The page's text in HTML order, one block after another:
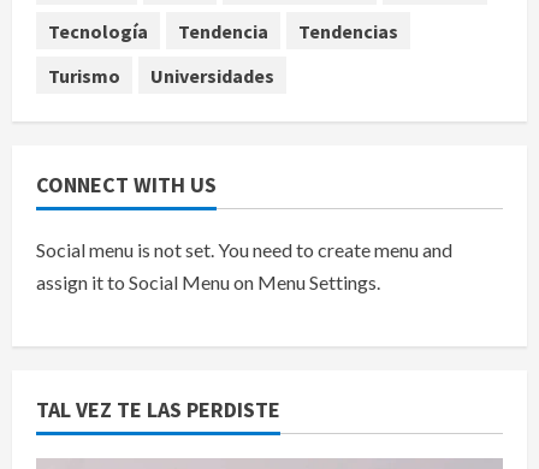
Tecnología
Tendencia
Tendencias
Turismo
Universidades
CONNECT WITH US
Social menu is not set. You need to create menu and
assign it to Social Menu on Menu Settings.
TAL VEZ TE LAS PERDISTE